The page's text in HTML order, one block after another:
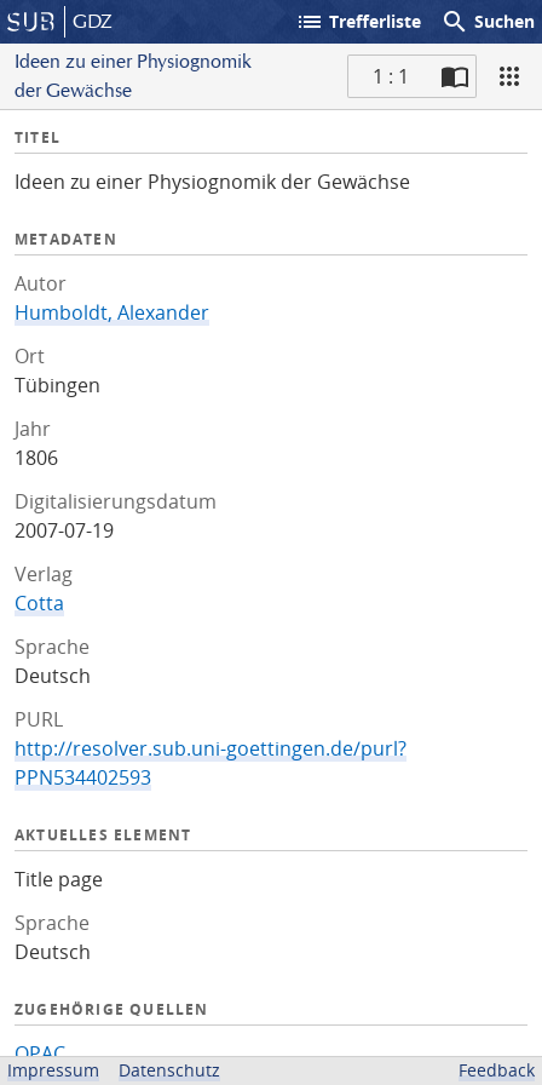
GDZ list Trefferliste search Suchen
Ideen zu einer Physiognomik
der Gewächse
1 : 1
I
f
TITEL
Ideen zu einer Physiognomik der Gewächse
METADATEN
Autor
Humboldt, Alexander
Ort
Tübingen
Jahr
1806
Digitalisierungsdatum
2007-07-19
Verlag
Cotta
Sprache
Deutsch
PURL
http://resolver.sub.uni-goettingen.de/purl?
PPN534402593
AKTUELLES ELEMENT
Title page
Sprache
Deutsch
ZUGEHÖRIGE QUELLEN
OPAC
Impressum Datenschutz Feedback